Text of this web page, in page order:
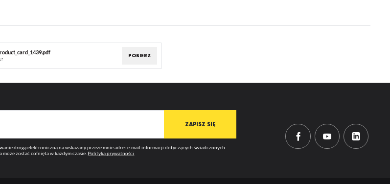
POBIERZ
drogą elektroniczną na wskazany przeze mnie adres e-mail informacji dotyczących świadczonych
zostać cofnięta w każdym czasie. Polityka prywatności